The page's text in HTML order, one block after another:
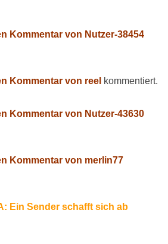
Kommentar von Nutzer-38454
Kommentar von reel kommentiert.
Kommentar von Nutzer-43630
Kommentar von merlin77
Ein Sender schafft sich ab